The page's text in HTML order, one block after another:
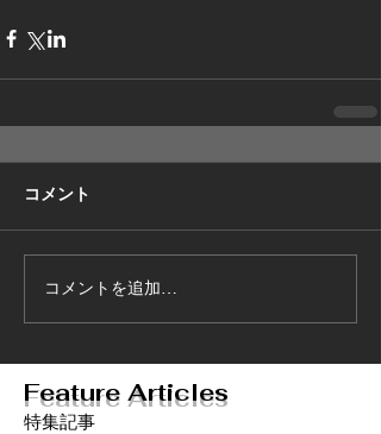
コメント
コメントを追加…
Feature Articles
特集記事